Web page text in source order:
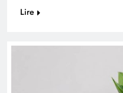
Lire